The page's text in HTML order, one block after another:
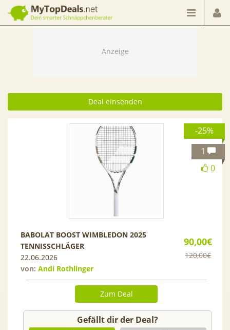
Dein smarter Schnäppchenberater
Deal einsenden
-25%
0
1
90,00€
120,00€
BABOLAT BOOST WIMBLEDON 2025
TENNISSCHLÄGER
22.06.2026
von: Andi Rothlinger
Zum Deal
Gefällt dir der Deal?